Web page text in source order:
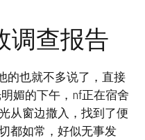
点
异
处
理
公
告
调查报告
的也就不多说了，直接
媚的下午，nf正在宿舍
从窗边撒入，找到了便
都如常，好似无事发